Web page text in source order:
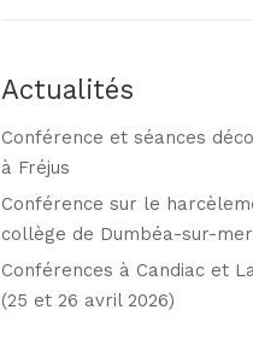
Actualités
Conférence et séances
à Fréjus
Conférence sur le
collège de Dumbéa-sur-mer
Conférences à Candiac et
(25 et 26 avril 2026)